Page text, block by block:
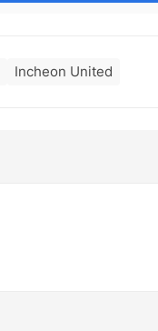
Incheon United